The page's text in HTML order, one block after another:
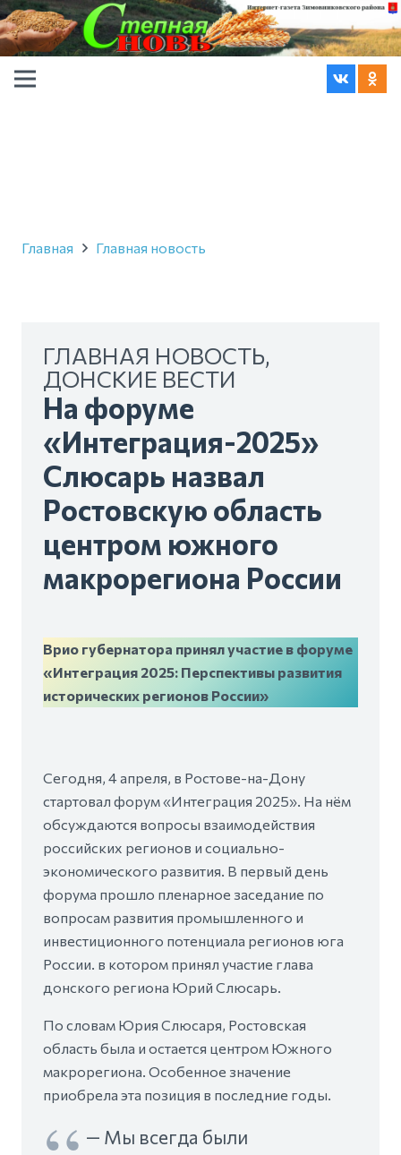
Главная Главная новость
ГЛАВНАЯ НОВОСТЬ,
ДОНСКИЕ ВЕСТИ
На форуме
«Интеграция-2025»
Слюсарь назвал
Ростовскую область
центром южного
макрорегиона России
Врио губернатора принял участие в форуме
«Интеграция 2025: Перспективы развития
исторических регионов России»
Сегодня, 4 апреля, в Ростове-на-Дону
стартовал форум «Интеграция 2025». На нём
обсуждаются вопросы взаимодействия
российских регионов и социально-
экономического развития. В первый день
форума прошло пленарное заседание по
вопросам развития промышленного и
инвестиционного потенциала регионов юга
России. в котором принял участие глава
донского региона Юрий Слюсарь.
По словам Юрия Слюсаря, Ростовская
область была и остается центром Южного
макрорегиона. Особенное значение
приобрела эта позиция в последние годы.
— Мы всегда были